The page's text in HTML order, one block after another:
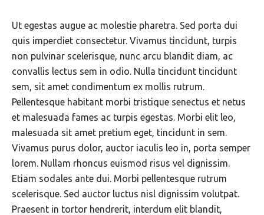
Ut egestas augue ac molestie pharetra. Sed porta dui
quis imperdiet consectetur. Vivamus tincidunt, turpis
non pulvinar scelerisque, nunc arcu blandit diam, ac
convallis lectus sem in odio. Nulla tincidunt tincidunt
sem, sit amet condimentum ex mollis rutrum.
Pellentesque habitant morbi tristique senectus et netus
et malesuada fames ac turpis egestas. Morbi elit leo,
malesuada sit amet pretium eget, tincidunt in sem.
Vivamus purus dolor, auctor iaculis leo in, porta semper
lorem. Nullam rhoncus euismod risus vel dignissim.
Etiam sodales ante dui. Morbi pellentesque rutrum
scelerisque. Sed auctor luctus nisl dignissim volutpat.
Praesent in tortor hendrerit, interdum elit blandit,